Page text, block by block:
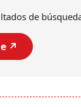
de
↗️
de Japón,